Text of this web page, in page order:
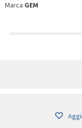
Marca GEM